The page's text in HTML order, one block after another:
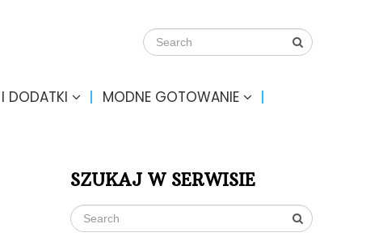
DODATKI
MODNE GOTOWANIE
SZUKAJ W SERWISIE